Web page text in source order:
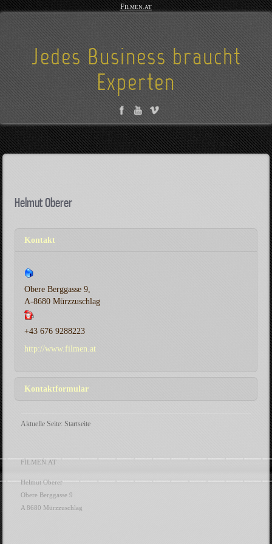
Filmen.at
Jedes Business braucht
Experten
Helmut Oberer
Kontakt
Obere Berggasse 9,
A-8680 Mürzzuschlag
+43 676 9288223
http://www.filmen.at
Kontaktformular
Aktuelle Seite: Startseite
FILMEN.AT
Helmut Oberer
Obere Berggasse 9
A 8680 Mürzzuschlag